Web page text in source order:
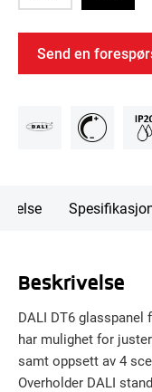
Send en
Beskrivelse
DALI DT6
har mulighet for
samt oppsett av 4
Overholder DALI